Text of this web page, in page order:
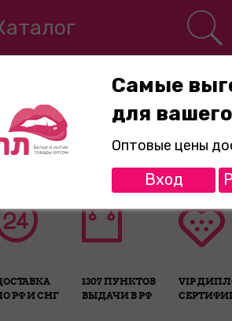
8-800-775-89-65
РФ И СНГ
1307 ПУНКТОВ
ВЫДАЧИ В РФ
VIP
Самые
для
Оптовые цены
Вход